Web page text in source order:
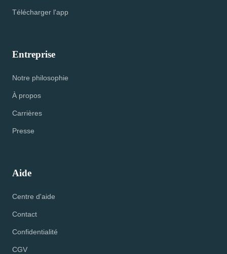
Télécharger l'app
Entreprise
Notre philosophie
À propos
Carrières
Presse
Aide
Centre d'aide
Contact
Confidentialité
CGV